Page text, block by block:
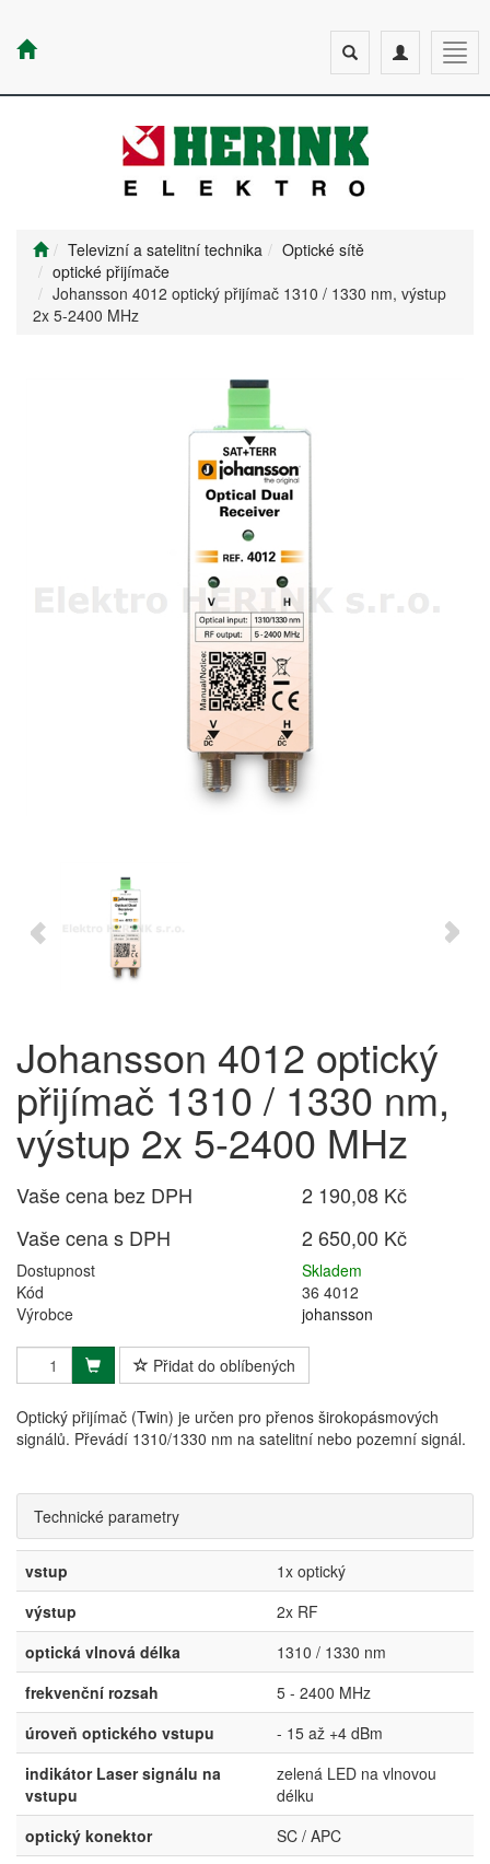
Toggle
navigation
Toggle
search
Televizní a satelitní technika
Optické sítě
optické přijímače
Johansson 4012 optický přijímač 1310 / 1330 nm, výstup
2x 5-2400 MHz
Johansson 4012 optický
přijímač 1310 / 1330 nm,
výstup 2x 5-2400 MHz
Vaše cena bez DPH
2 190,08 Kč
Vaše cena s DPH
2 650,00 Kč
Dostupnost
Skladem
Kód
36 4012
Výrobce
johansson
Přidat do oblíbených
Optický přijímač (Twin) je určen pro přenos širokopásmových
signálů. Převádí 1310/1330 nm na satelitní nebo pozemní signál.
Technické parametry
vstup
1x optický
výstup
2x RF
optická vlnová délka
1310 / 1330 nm
frekvenční rozsah
5 - 2400 MHz
úroveň optického vstupu
- 15 až +4 dBm
indikátor Laser signálu na
vstupu
zelená LED na vlnovou
délku
optický konektor
SC / APC